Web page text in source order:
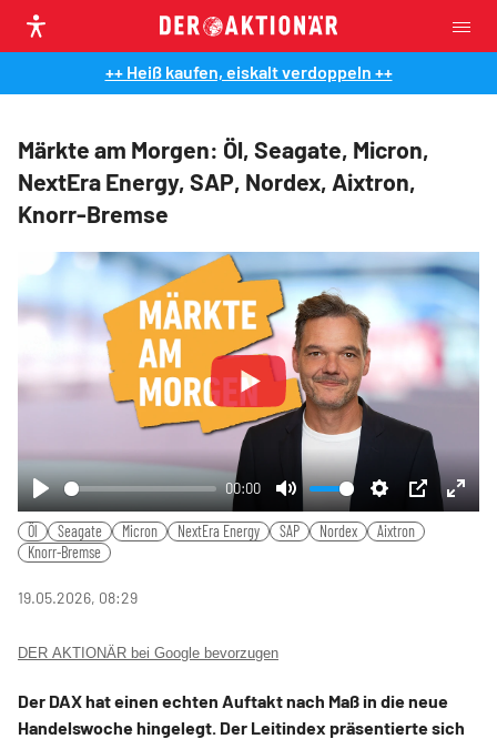
++ Heiß kaufen, eiskalt verdoppeln ++
Märkte am Morgen: Öl, Seagate, Micron,
NextEra Energy, SAP, Nordex, Aixtron,
Knorr-Bremse
Play
00:00
Mute Settings
PIP
Play
Öl Seagate Micron NextEra Energy SAP Nordex
Aixtron
Knorr-Bremse
19.05.2026, 08:29
DER AKTIONÄR bei Google bevorzugen
Der DAX hat einen echten Auftakt nach Maß in die neue
Handelswoche hingelegt. Der Leitindex präsentierte sich